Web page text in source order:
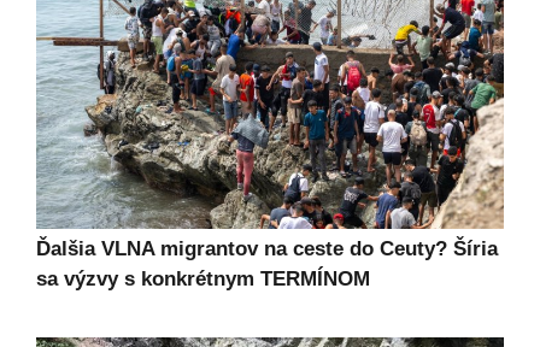
Ďalšia VLNA migrantov na ceste do Ceuty? Šíria
sa výzvy s konkrétnym TERMÍNOM